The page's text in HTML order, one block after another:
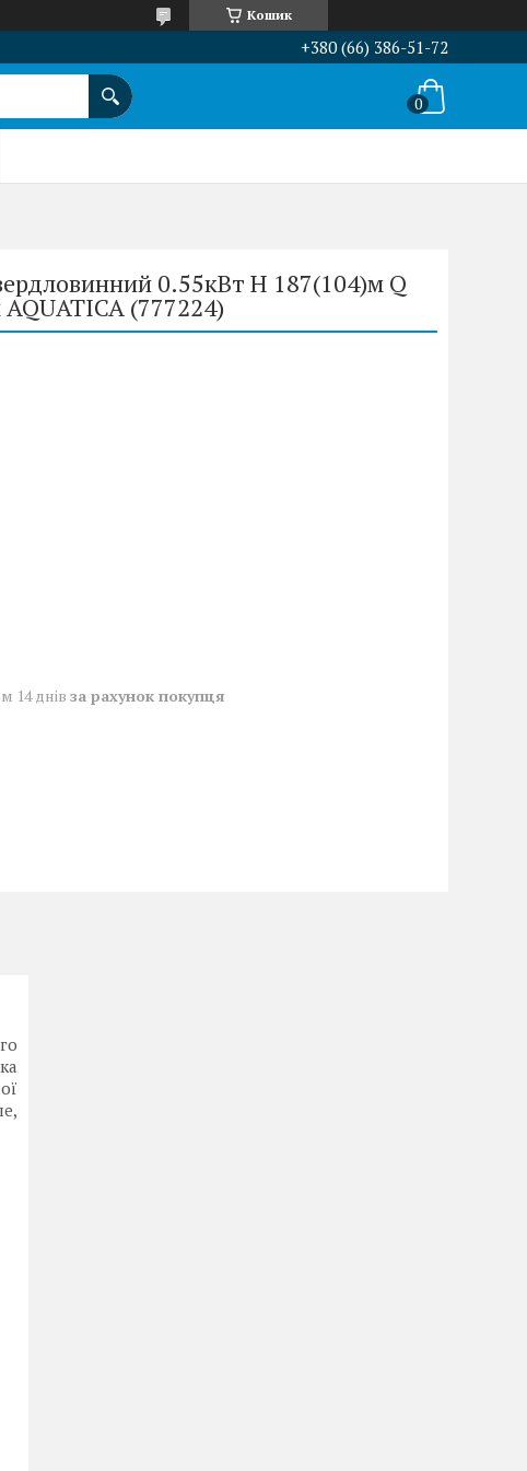
Кошик
+380 (66) 386-51-72
0.55кВт H 187(104)м Q
(777224)
14 днів за рахунок покупця